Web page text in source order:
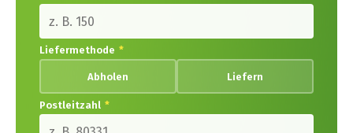
Liefermethode *
Abholen Liefern
Postleitzahl *